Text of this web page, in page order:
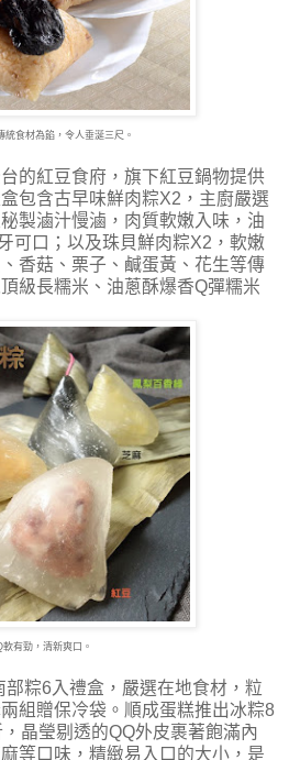
統食材為餡，令人垂涎三尺。
的紅豆食府，旗下紅豆鍋物提供
包含古早味鮮肉粽X2，主廚嚴選
製滷汁慢滷，肉質軟嫩入味，油
可口；以及珠貝鮮肉粽X2，軟嫩
香菇、栗子、鹹蛋黃、花生等傳
級長糯米、油蔥酥爆香Q彈糯米
有勁，清新爽口。
粽6入禮盒，嚴選在地食材，粒
組贈保冷袋。順成蛋糕推出冰粽8
晶瑩剔透的QQ外皮裹著飽滿內
等口味，精緻易入口的大小，是